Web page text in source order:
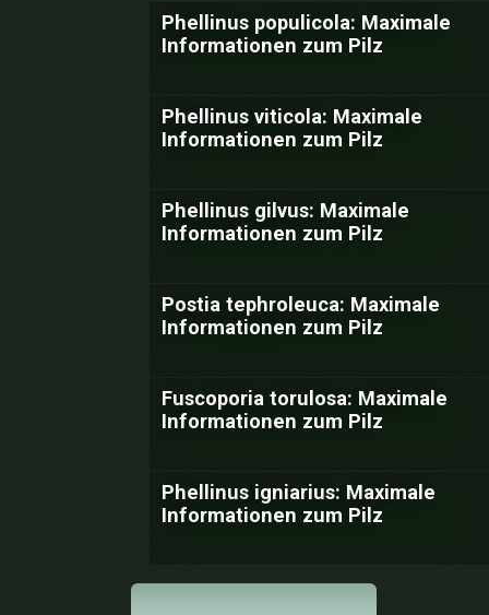
Phellinus populicola: Maximale
Informationen zum Pilz
Phellinus viticola: Maximale
Informationen zum Pilz
Phellinus gilvus: Maximale
Informationen zum Pilz
Postia tephroleuca: Maximale
Informationen zum Pilz
Fuscoporia torulosa: Maximale
Informationen zum Pilz
Phellinus igniarius: Maximale
Informationen zum Pilz